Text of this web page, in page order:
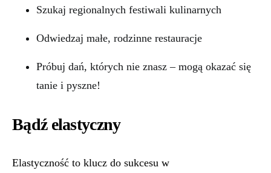
Szukaj regionalnych festiwali kulinarnych
Odwiedzaj małe, rodzinne restauracje
Próbuj dań, których nie znasz – mogą okazać się
tanie i pyszne!
Bądź elastyczny
Elastyczność to klucz do sukcesu w